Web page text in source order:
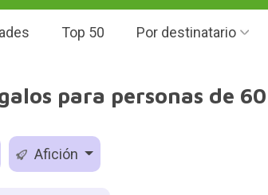
Top 50 Por destinatario
para personas de
Afición